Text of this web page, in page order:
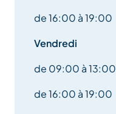
de 16:00 à 19:00
Vendredi
de 09:00 à 13:00
de 16:00 à 19:00